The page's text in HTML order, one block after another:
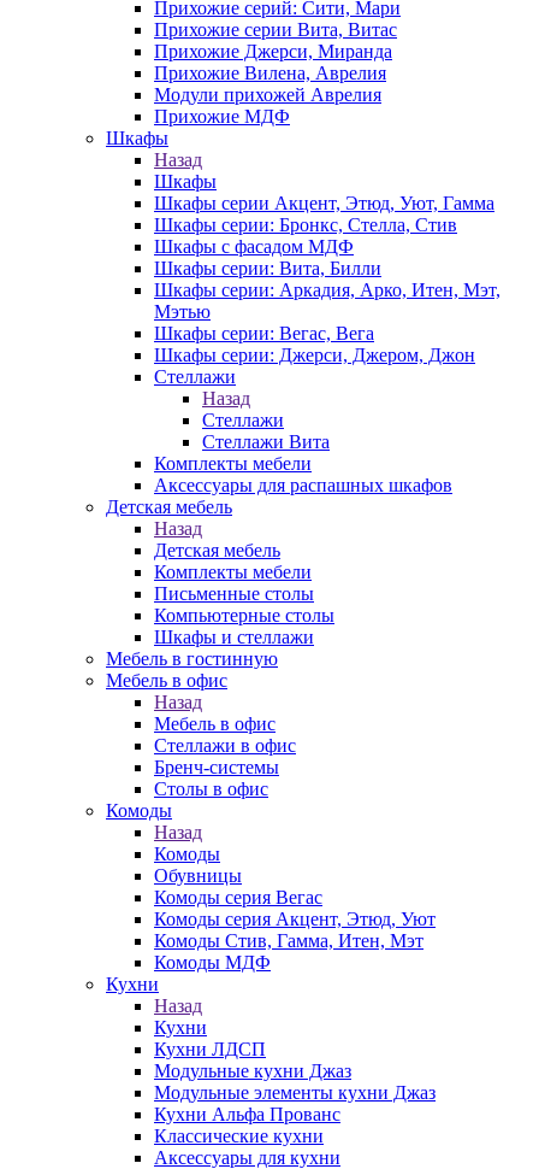
Прихожие серий: Сити, Мари
Прихожие серии Вита, Витас
Прихожие Джерси, Миранда
Прихожие Вилена, Аврелия
Модули прихожей Аврелия
Прихожие МДФ
Шкафы
Назад
Шкафы
Шкафы серии Акцент, Этюд, Уют, Гамма
Шкафы серии: Бронкс, Стелла, Стив
Шкафы с фасадом МДФ
Шкафы серии: Вита, Билли
Шкафы серии: Аркадия, Арко, Итен, Мэт,
Мэтью
Шкафы серии: Вегас, Вега
Шкафы серии: Джерси, Джером, Джон
Стеллажи
Назад
Стеллажи
Стеллажи Вита
Комплекты мебели
Аксессуары для распашных шкафов
Детская мебель
Назад
Детская мебель
Комплекты мебели
Письменные столы
Компьютерные столы
Шкафы и стеллажи
Мебель в гостинную
Мебель в офис
Назад
Мебель в офис
Стеллажи в офис
Бренч-системы
Столы в офис
Комоды
Назад
Комоды
Обувницы
Комоды серия Вегас
Комоды серия Акцент, Этюд, Уют
Комоды Стив, Гамма, Итен, Мэт
Комоды МДФ
Кухни
Назад
Кухни
Кухни ЛДСП
Модульные кухни Джаз
Модульные элементы кухни Джаз
Кухни Альфа Прованс
Классические кухни
Аксессуары для кухни